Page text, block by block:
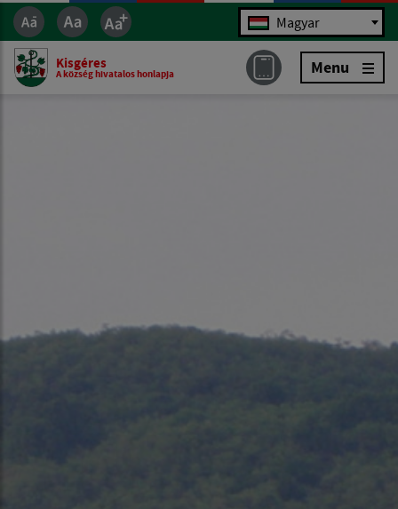
Jazyk Magyar
Kisgéres
A község hivatalos honlapja Menu